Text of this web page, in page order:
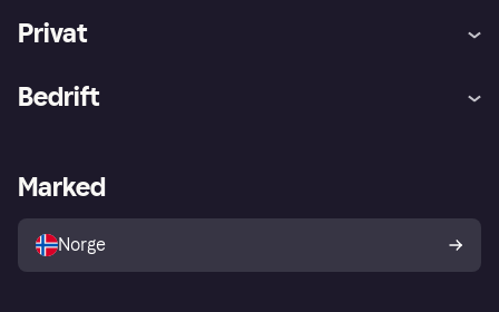
Privat
Utforsk butikker
Bedrift
Merchant portal
Marked
Norge